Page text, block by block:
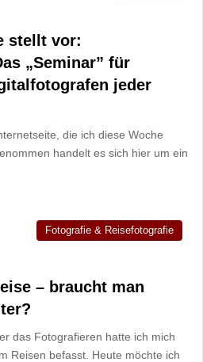
stellt vor:
„Seminar” für
jeder
die ich diese Woche
handelt es sich hier um ein
Fotografie & Reisefotografie
– braucht man
das Fotografieren hatte ich mich
Reisen befasst. Heute möchte ich